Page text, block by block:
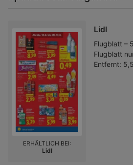
Lidl
Flugblatt –
Flugblatt
Entfernt:
ERHÄLTLICH BEI:
Lidl